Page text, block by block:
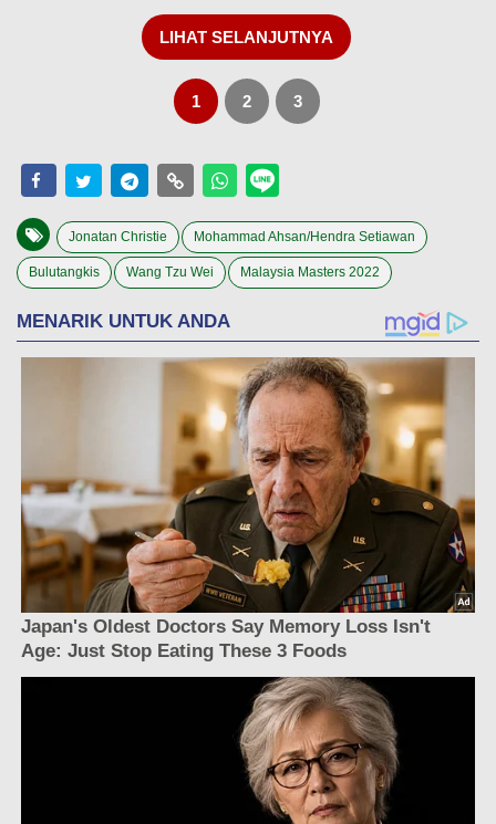
LIHAT SELANJUTNYA
1 2 3
Jonatan Christie Mohammad Ahsan/Hendra Setiawan
Bulutangkis Wang Tzu Wei Malaysia Masters 2022